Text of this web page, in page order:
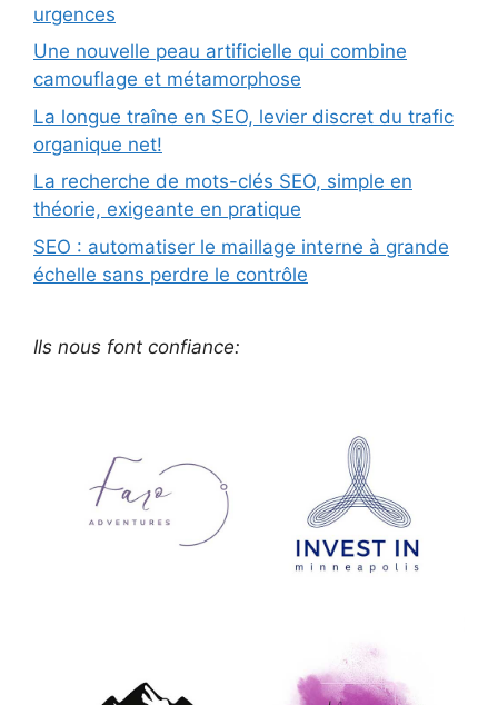
urgences
Une nouvelle peau artificielle qui combine
camouflage et métamorphose
La longue traîne en SEO, levier discret du trafic
organique net!
La recherche de mots-clés SEO, simple en
théorie, exigeante en pratique
SEO : automatiser le maillage interne à grande
échelle sans perdre le contrôle
Ils nous font confiance: